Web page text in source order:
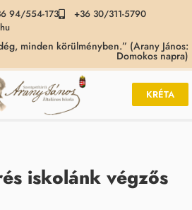
94/554-173
+36 30/311-5790
minden körülményben.” (Arany János:
Domokos napra)
KRÉTA
iskolánk végzős